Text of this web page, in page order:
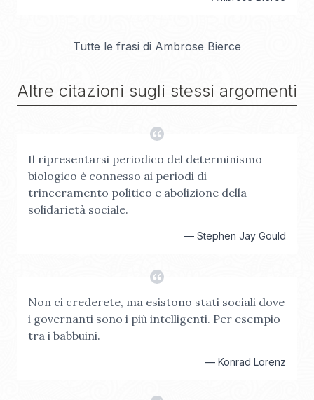
Tutte le frasi di Ambrose Bierce
Altre citazioni sugli stessi argomenti
Il ripresentarsi periodico del determinismo
biologico è connesso ai periodi di
trinceramento politico e abolizione della
solidarietà sociale.
— Stephen Jay Gould
Non ci crederete, ma esistono stati sociali dove
i governanti sono i più intelligenti. Per esempio
tra i babbuini.
— Konrad Lorenz